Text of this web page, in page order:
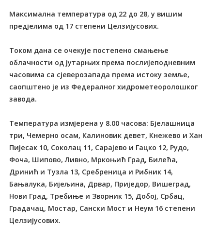
Максимална температура од 22 до 28, у вишим
предјелима од 17 степени Целзијусових.
Током дана се очекује постепено смањење
облачности од јутарњих према послијеподневним
часовима са сјеверозапада према истоку земље,
саопштено је из Федералног хидрометеоролошког
завода.
Температура измјерена у 8.00 часова: Бјелашница
три, Чемерно осам, Калиновик девет, Кнежево и Хан
Пијесак 10, Соколац 11, Сарајево и Гацко 12, Рудо,
Фоча, Шипово, Ливно, Мркоњић Град, Билећа,
Дринић и Tузла 13, Сребреница и Рибник 14,
Бањалука, Бијељина, Дрвар, Приједор, Вишеград,
Нови Град, Tребиње и Зворник 15, Добој, Србац,
Градачац, Мостар, Сански Мост и Неум 16 степени
Целзијусових.